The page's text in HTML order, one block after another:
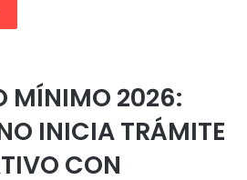
MÍNIMO 2026:
INICIA TRÁMITE
CON